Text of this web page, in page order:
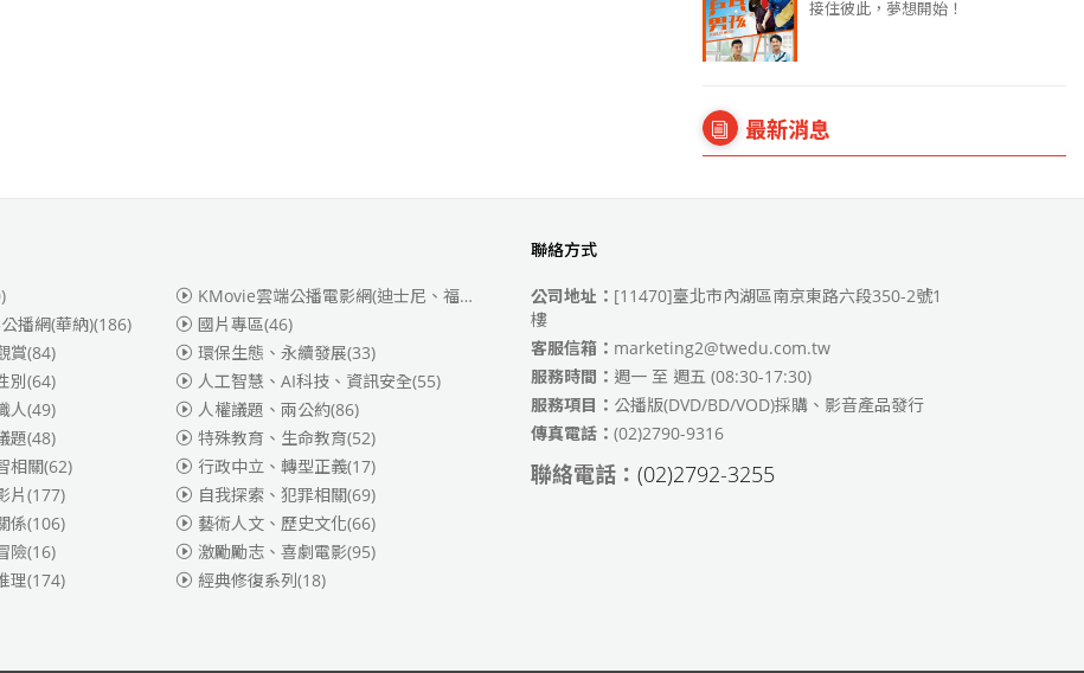
接住彼此，夢想開始！
最新消息
KMovie雲端公播電影網(迪士尼、福斯、索尼)
(349)
播網(華納)(186) 國片專區(46)
賞(84) 環保生態、永續發展(33)
別(64) 人工智慧、AI科技、資訊安全(55)
人(49) 人權議題、兩公約(86)
題(48) 特殊教育、生命教育(52)
相關(62) 行政中立、轉型正義(17)
片(177) 自我探索、犯罪相關(69)
係(106) 藝術人文、歷史文化(66)
險(16) 激勵勵志、喜劇電影(95)
理(174) 經典修復系列(18)
聯絡方式
公司地址： [11470]臺北市內湖區南京東路六段350-2號1
樓
客服信箱： marketing2@twedu.com.tw
服務時間： 週一 至 週五 (08:30-17:30)
服務項目： 公播版(DVD/BD/VOD)採購、影音產品發行
傳真電話： (02)2790-9316
聯絡電話： (02)2792-3255